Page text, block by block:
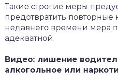
Такие строгие меры
предотвратить
недавнего времени мера
адекватной.
Видео: лишение
алкогольное или